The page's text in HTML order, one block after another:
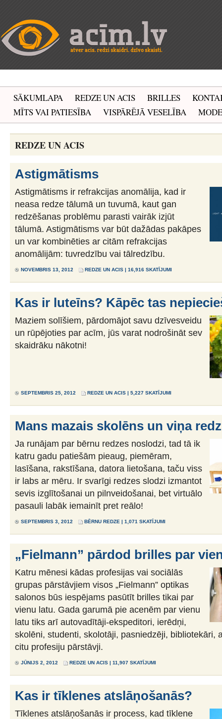
SĀKUMLAPA REDZE UN ACIS BRILLES
MĪTS VAI PATIESĪBA
VISPĀRĒJĀ VESELĪBA MODE
REDZE UN ACIS
Astigmātisms
Astigmātisms ir refrakcijas anomālija, kad ir
neasa redze tālumā un tuvumā, kaut gan
redzēšanas problēmu parasti vairāk izjūt
tālumā. Astigmātisms var būt dažādas pakāpes
un var kombinēties ar citām refrakcijas
anomālijām: tuvredzību vai tālredzību.
NOVEMBRIS 13, 2012 REDZE UN ACIS | 16,916 SKATĪJUMI
Kas ir luteīns? Kāpēc tas
Maziem solīšiem, pārdomājot savu dzīvesveidu
un rūpējoties par acīm, jūs varat nodrošināt sev
skaidrāku nākotni!
SEPTEMBRIS 25, 2012 REDZE UN ACIS | 5,227 SKATĪJUMI
Mans mazais skolēns un viņa
Ja runājam par bērnu redzes noslodzi, tad tā ik
katru gadu patiešām pieaug, piemēram,
lasīšana, rakstīšana, datora lietošana, taču viss
ir labs ar mēru. Ir svarīgi redzes slodzi izmantot
sevis izglītošanai un pilnveidošanai, bet virtuālo
pasauli labāk iemainīt pret reālo!
SEPTEMBRIS 3, 2012 BĒRNU REDZE | 1,071 SKATĪJUMI
„Fielmann” pārdod brilles par
Katru mēnesi kādas profesijas vai sociālās
grupas pārstāvjiem visos „Fielmann” optikas
salonos būs iespējams pasūtīt brilles tikai par
vienu latu. Gada garumā pie acenēm par vienu
latu tiks arī autovadītāji-ekspeditori, ierēdņi,
skolēni, studenti, skolotāji, pasniedzēji, bibliotekāri,
citu profesiju pārstāvji.
JŪNIJS 2, 2012 REDZE UN ACIS | 11,907 SKATĪJUMI
Kas ir tīklenes atslāņošanās?
Tīklenes atslāņošanās ir process, kad tīklene